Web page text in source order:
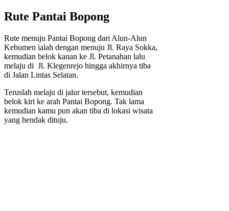
Rute Pantai Bopong
Rute menuju Pantai Bopong dari Alun-Alun
Kebumen ialah dengan menuju Jl. Raya Sokka,
kemudian belok kanan ke Jl. Petanahan lalu
melaju di Jl. Klegenrejo hingga akhirnya tiba
di Jalan Lintas Selatan.
Teruslah melaju di jalur tersebut, kemudian
belok kiri ke arah Pantai Bopong. Tak lama
kemudian kamu pun akan tiba di lokasi wisata
yang hendak dituju.